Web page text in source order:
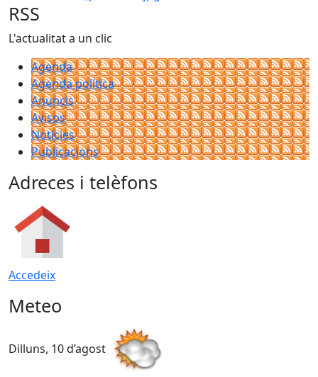
RSS
L'actualitat a un clic
Agenda
Agenda política
Anuncis
Avisos
Notícies
Publicacions
Adreces i telèfons
Accedeix
Meteo
Dilluns, 10 d’agost